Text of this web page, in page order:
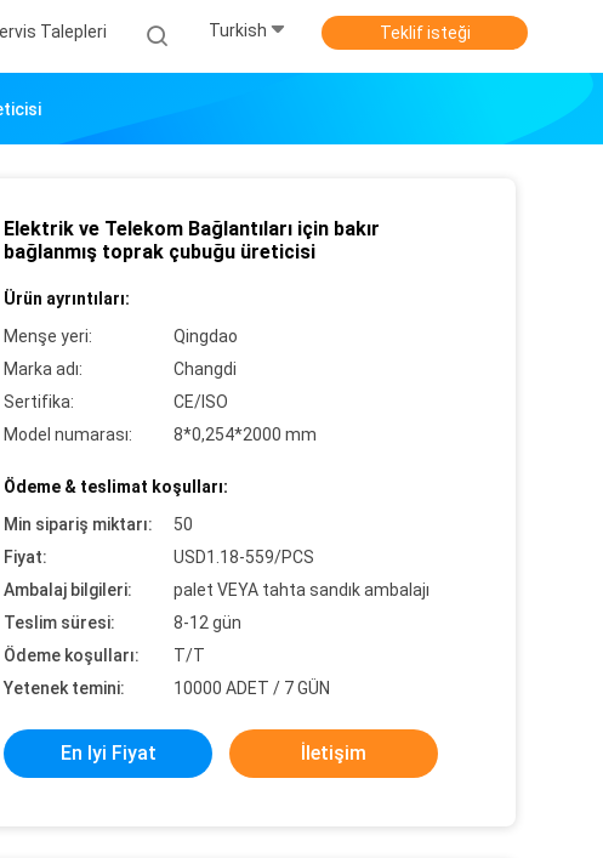
Talepleri Turkish Teklif isteği
Elektrik ve Telekom Bağlantıları için bakır
bağlanmış toprak çubuğu üreticisi
Ürün ayrıntıları:
Menşe yeri:
Qingdao
Marka adı:
Changdi
Sertifika:
CE/ISO
Model numarası:
8*0,254*2000 mm
Ödeme & teslimat koşulları:
Min sipariş miktarı:
50
Fiyat:
USD1.18-559/PCS
Ambalaj bilgileri:
palet VEYA tahta sandık ambalajı
Teslim süresi:
8-12 gün
Ödeme koşulları:
T/T
Yetenek temini:
10000 ADET / 7 GÜN
En Iyi Fiyat İletişim